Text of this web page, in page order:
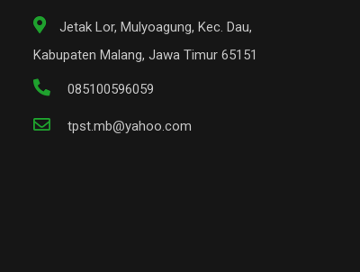
Jetak Lor, Mulyoagung, Kec. Dau,
Kabupaten Malang, Jawa Timur 65151
085100596059
tpst.mb@yahoo.com